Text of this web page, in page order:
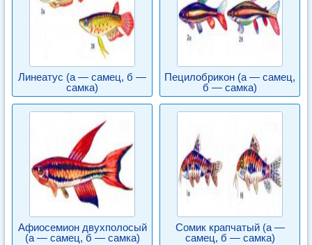
Линеатус (а — самец, б —
самка)
Пецилобрикон (а — самец,
б — самка)
Афиосемион двухполосый
(а — самец, б — самка)
Сомик крапчатый (а —
самец, б — самка)